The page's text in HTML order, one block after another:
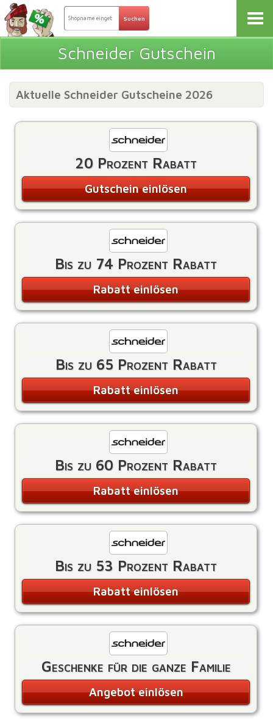
Schneider Gutschein
Aktuelle Schneider Gutscheine 2026
20 Prozent Rabatt
Gutschein einlösen
Bis zu 74 Prozent Rabatt
Rabatt einlösen
Bis zu 65 Prozent Rabatt
Rabatt einlösen
Bis zu 60 Prozent Rabatt
Rabatt einlösen
Bis zu 53 Prozent Rabatt
Rabatt einlösen
Geschenke für die ganze Familie
Angebot einlösen